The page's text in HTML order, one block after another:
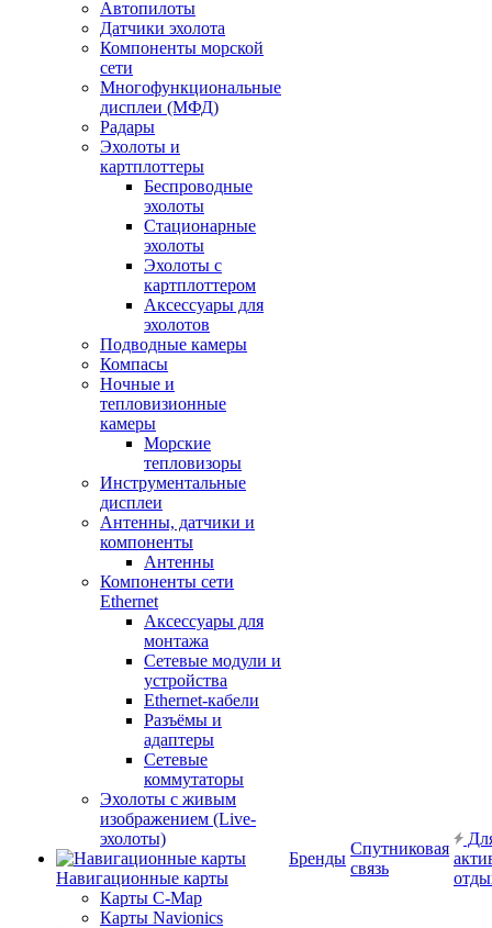
Автопилоты
Датчики эхолота
Компоненты морской
сети
Многофункциональные
дисплеи (МФД)
Радары
Эхолоты и
картплоттеры
Беспроводные
эхолоты
Стационарные
эхолоты
Эхолоты с
картплоттером
Аксессуары для
эхолотов
Подводные камеры
Компасы
Ночные и
тепловизионные
камеры
Морские
тепловизоры
Инструментальные
дисплеи
Антенны, датчики и
компоненты
Антенны
Компоненты сети
Ethernet
Аксессуары для
монтажа
Сетевые модули и
устройства
Ethernet-кабели
Разъёмы и
адаптеры
Сетевые
коммутаторы
Эхолоты с живым
изображением (Live-
эхолоты)
Навигационные карты
Карты C-Map
Карты Navionics
Бренды
Спутниковая
связь